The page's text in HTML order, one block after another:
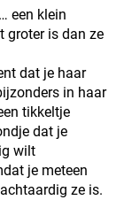
een klein
groter is dan ze
dat je haar
in haar
tikkeltje
dat je
wilt
je meteen
ze is.